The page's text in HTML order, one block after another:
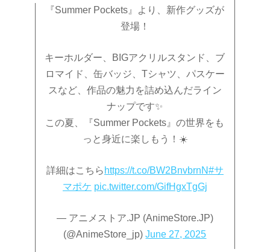
『Summer Pockets』より、新作グッズが
登場！
キーホルダー、BIGアクリルスタンド、ブ
ロマイド、缶バッジ、Tシャツ、パスケー
スなど、作品の魅力を詰め込んだライン
ナップです✨
この夏、『Summer Pockets』の世界をも
っと身近に楽しもう！☀️
詳細はこちら https://t.co/BW2BnvbrnN#サ
マポケ pic.twitter.com/GifHgxTgGj
— アニメストア.JP (AnimeStore.JP)
(@AnimeStore_jp)June 27, 2025